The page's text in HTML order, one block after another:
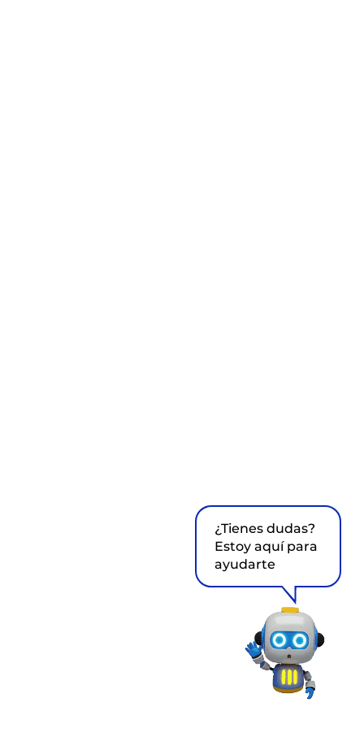
¿Tienes dudas?
Estoy aquí para
ayudarte